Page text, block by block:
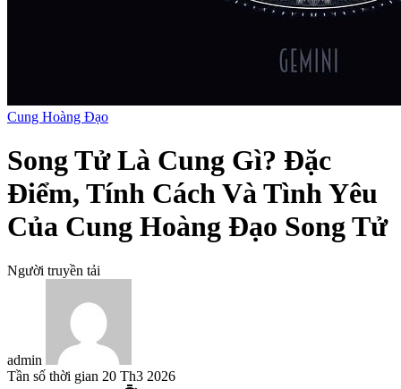
Cung Hoàng Đạo
Song Tử Là Cung Gì? Đặc
Điểm, Tính Cách Và Tình Yêu
Của Cung Hoàng Đạo Song Tử
Người truyền tải
admin
Tần số thời gian 20 Th3 2026